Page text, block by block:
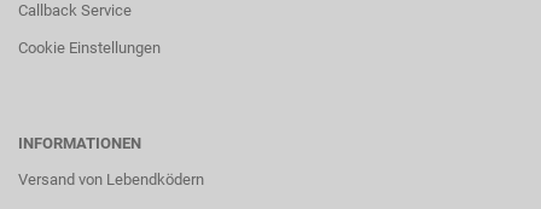
Callback Service
Cookie Einstellungen
INFORMATIONEN
Versand von Lebendködern